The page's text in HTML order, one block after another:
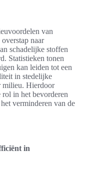
van
naar
schadelijke stoffen
Statistieken tonen
kan leiden tot een
in stedelijke
milieu. Hierdoor
rol in het bevorderen
verminderen van de
in